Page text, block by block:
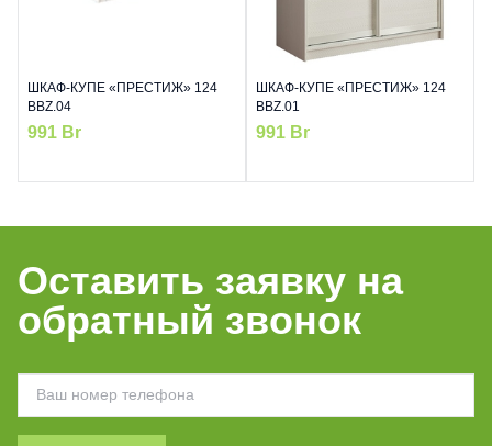
ШКАФ-КУПЕ «ПРЕСТИЖ» 124
BBZ.04
991 Br
ШКАФ-КУПЕ «ПРЕСТИЖ» 124
BBZ.01
991 Br
Оставить заявку на
обратный звонок